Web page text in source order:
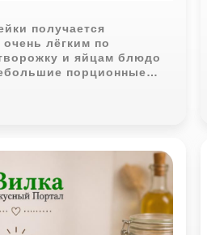
получается
лёгким по
и яйцам блюдо
порционные
особенно удобной